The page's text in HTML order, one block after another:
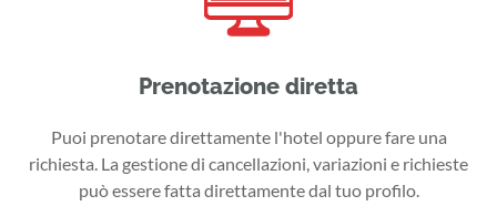
Prenotazione diretta
Puoi prenotare direttamente l'hotel oppure fare una
richiesta. La gestione di cancellazioni, variazioni e richieste
può essere fatta direttamente dal tuo profilo.